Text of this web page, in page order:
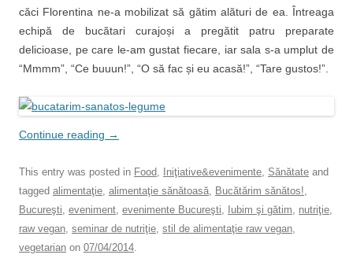
căci Florentina ne-a mobilizat să gătim alături de ea. Întreaga
echipă de bucătari curajoși a pregătit patru preparate
delicioase, pe care le-am gustat fiecare, iar sala s-a umplut de
“Mmmm”, “Ce buuun!”, “O să fac și eu acasă!”, “Tare gustos!”.
Continue reading →
This entry was posted in Food, Iniţiative&evenimente, Sănătate and
tagged alimentaţie, alimentaţie sănătoasă, Bucătărim sănătos!,
Bucureşti, eveniment, evenimente Bucureşti, Iubim şi gătim, nutriţie,
raw vegan, seminar de nutriţie, stil de alimentaţie raw vegan,
vegetarian on 07/04/2014.